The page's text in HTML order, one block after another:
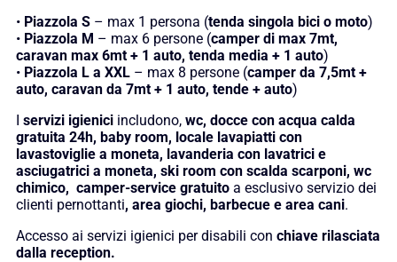
• Piazzola S – max 1 persona (tenda singola bici o moto)
• Piazzola M – max 6 persone (camper di max 7mt,
caravan max 6mt + 1 auto, tenda media + 1 auto)
• Piazzola L a XXL – max 8 persone (camper da 7,5mt +
auto, caravan da 7mt + 1 auto, tende + auto)
I servizi igienici includono, wc, docce con acqua calda
gratuita 24h, baby room, locale lavapiatti con
lavastoviglie a moneta, lavanderia con lavatrici e
asciugatrici a moneta, ski room con scalda scarponi, wc
chimico, camper-service gratuito a esclusivo servizio dei
clienti pernottanti, area giochi, barbecue e area cani.
Accesso ai servizi igienici per disabili con chiave rilasciata
dalla reception.